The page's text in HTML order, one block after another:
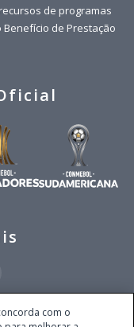
de programas
Benefício de Prestação
com o